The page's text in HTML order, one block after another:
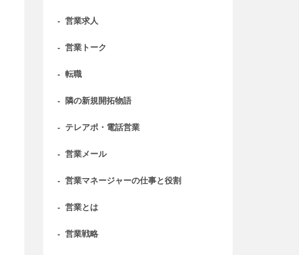
- 営業求人
- 営業トーク
- 転職
- 隣の新規開拓物語
- テレアポ・電話営業
- 営業メール
- 営業マネージャーの仕事と役割
- 営業とは
- 営業戦略